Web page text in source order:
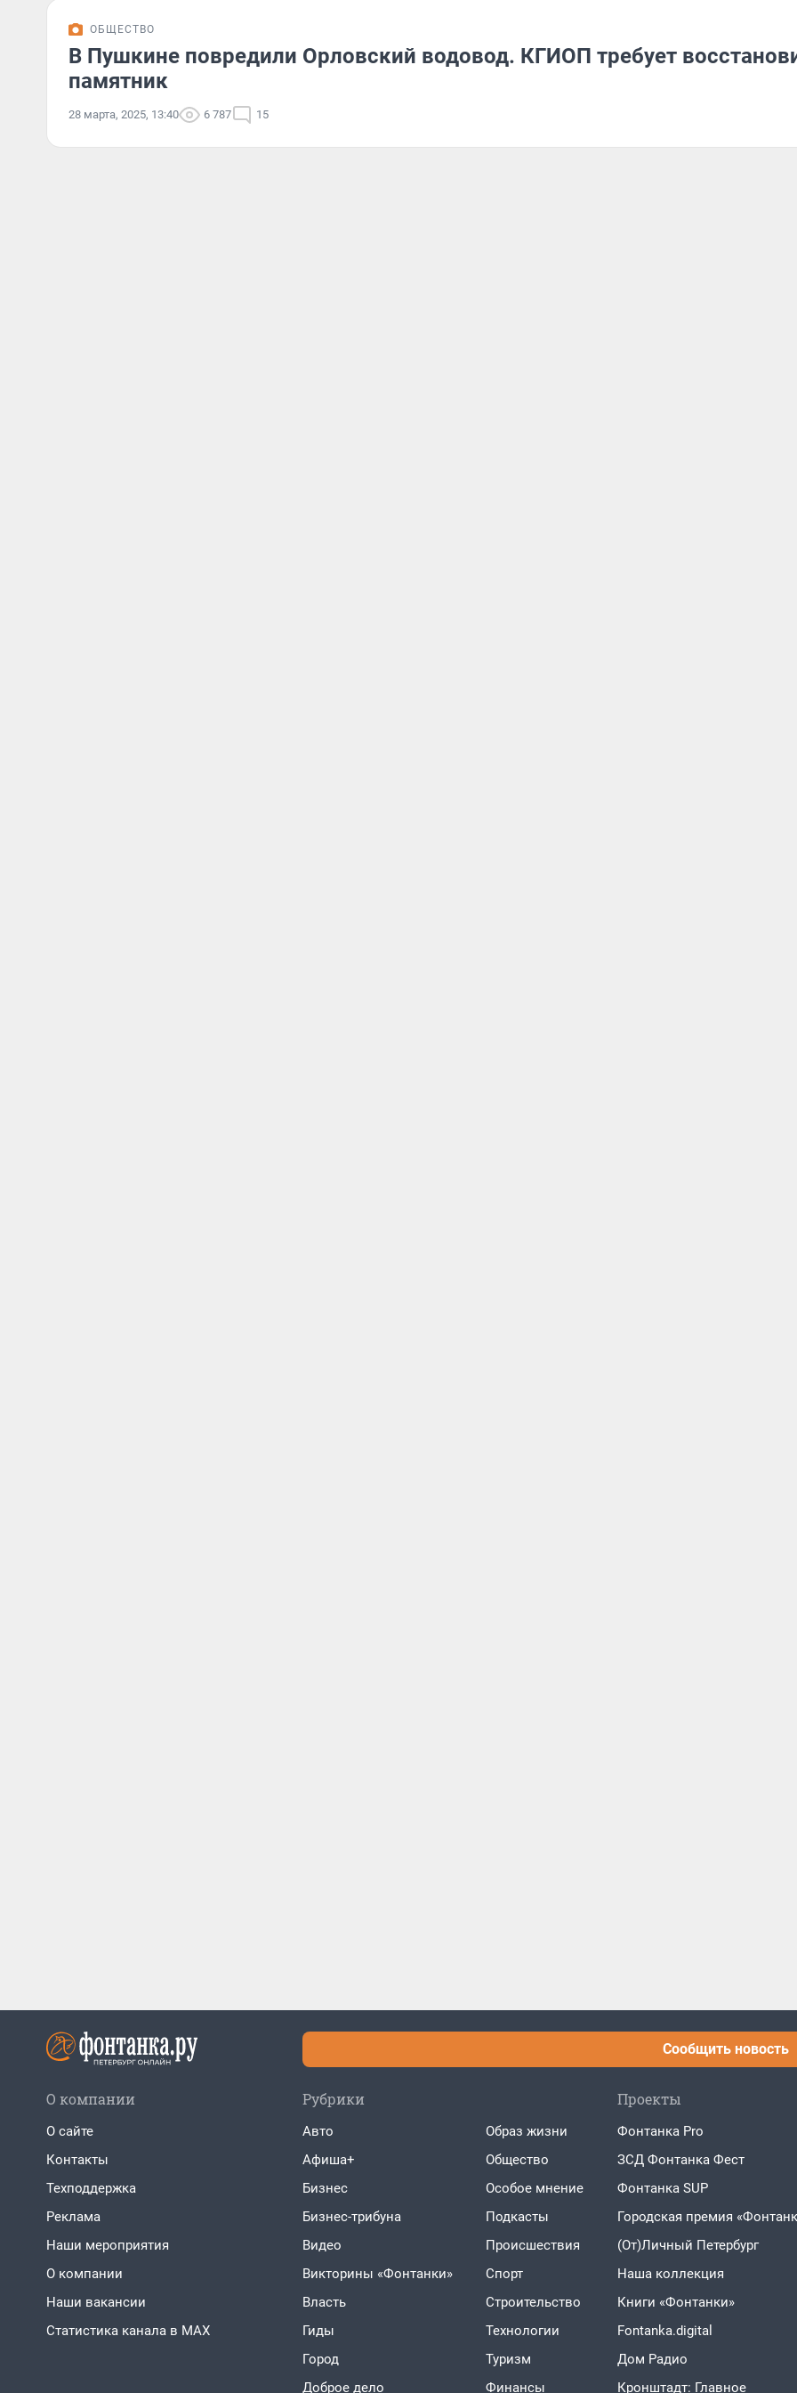
ОБЩЕСТВО
В Пушкине повредили Орловский водовод. КГИОП требует
памятник
28 марта, 2025, 13:40 6 787 15
Сообщить новость
О компании
О сайте
Контакты
Техподдержка
Реклама
Наши мероприятия
О компании
Наши вакансии
Статистика канала в MAX
Рубрики
Авто
Афиша+
Бизнес
Бизнес-трибуна
Видео
Викторины «Фонтанки»
Власть
Гиды
Город
Доброе дело
Образ жизни
Общество
Особое мнение
Подкасты
Проиcшествия
Спорт
Строительство
Технологии
Туризм
Финансы
Проекты
Фонтанка Pro
ЗСД Фонтанка Фест
Фонтанка SUP
Городская премия
(От)Личный Петербург
Наша коллекция
Книги «Фонтанки»
Fontanka.digital
Дом Радио
Кронштадт: Главное